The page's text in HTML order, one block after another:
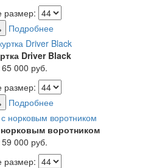
размер:
Подробнее
Driver Black
65 000 руб.
размер:
Подробнее
норковым воротником
59 000 руб.
размер: